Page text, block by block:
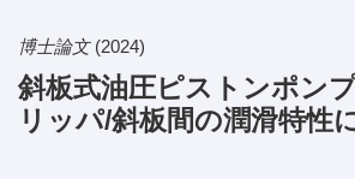
博士論文 (2024)
斜板式油圧ピストンポン
リッパ/斜板間の潤滑特性